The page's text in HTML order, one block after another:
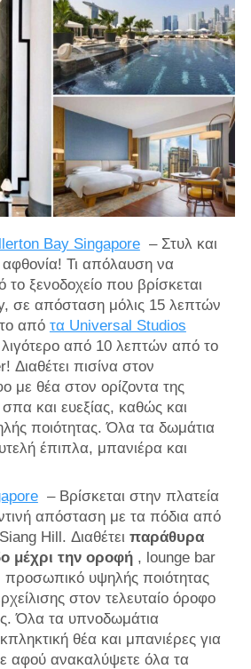
Bay Singapore– Στυλ και
αφθονία! Τι απόλαυση να
το ξενοδοχείο που βρίσκεται
σε απόσταση μόλις 15 λεπτών
από τα Universal Studios
από 10 λεπτών από το
Διαθέτει πισίνα στον
με θέα στον ορίζοντα της
και ευεξίας, καθώς και
ποιότητας. Όλα τα δωμάτια
έπιπλα, μπανιέρα και
– Βρίσκεται στην πλατεία
απόσταση με τα πόδια από
Hill. Διαθέτει παράθυρα
μέχρι την οροφή, lounge bar
προσωπικό υψηλής ποιότητας
στον τελευταίο όροφο
Όλα τα υπνοδωμάτια
θέα και μπανιέρες για
αφού ανακαλύψετε όλα τα